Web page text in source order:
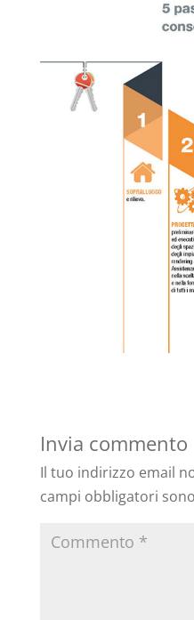
Invia commento
Il tuo indirizzo email
campi obbligatori